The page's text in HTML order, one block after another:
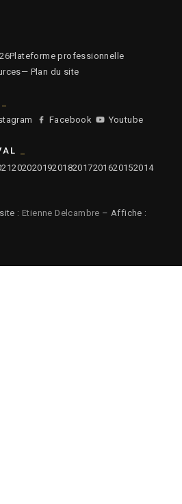
Plateforme professionnelle
— Plan du site
Facebook Youtube
2020201920182017201620152014
: Etienne Delcambre – Affiche :